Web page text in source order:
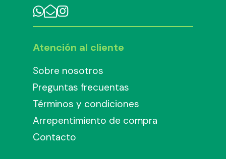
Atención al cliente
Sobre nosotros
Preguntas frecuentas
Términos y condiciones
Arrepentimiento de compra
Contacto